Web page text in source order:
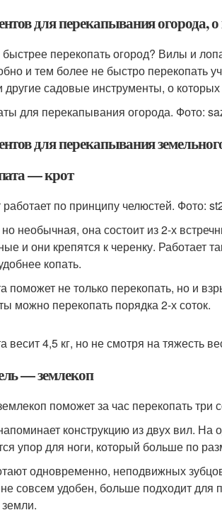
для перекапывания огорода,
перекопать огород? Вилы и
и тем более не быстро перекопать
другие садовые инструменты, о
для перекапывания огорода. Фото:
для перекапывания
— крот
работает по принципу челюстей. Фото:
необычная, она состоит из 2-х
и они крепятся к черенку. Работает
копать.
поможет не только перекопать, но и
можно перекопать порядка 2-х соток.
весит 4,5 кг, но не смотря на тяжесть
— землекоп
поможет за час перекопать три
конструкцию из двух вил.
упор для ноги, который больше по
одновременно, неподвижных
совсем удобен, больше подходит